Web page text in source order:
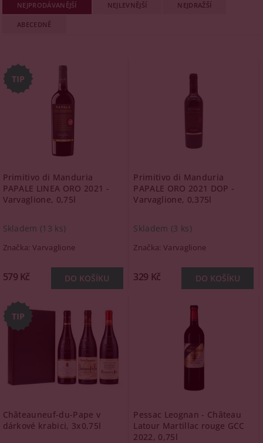
NEJPRODÁVANĚJŠÍ NEJLEVNĚJŠÍ NEJDRAŽŠÍ
ABECEDNĚ
Primitivo di Manduria
PAPALE LINEA ORO 2021 -
Varvaglione, 0,75l
Skladem (13 ks)
Značka:Varvaglione
579 Kč
Primitivo di Manduria
PAPALE ORO 2021 DOP -
Varvaglione, 0,375l
Skladem (3 ks)
Značka: Varvaglione
329 Kč
Châteauneuf-du-Pape v
dárkové krabici, 3x0,75l
Pessac Leognan - Château
Latour Martillac rouge GCC
2022, 0,75l